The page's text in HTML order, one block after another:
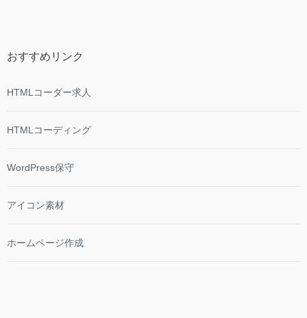
おすすめリンク
HTMLコーダー求人
HTMLコーディング
WordPress保守
アイコン素材
ホームページ作成